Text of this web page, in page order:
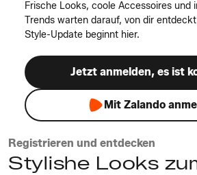
Frische Looks, coole Accessoires und
Trends warten darauf, von dir
Style-Update beginnt hier.
Jetzt anmelden, es ist
Mit Zalando
Registrieren und entdecken
Stylishe Looks